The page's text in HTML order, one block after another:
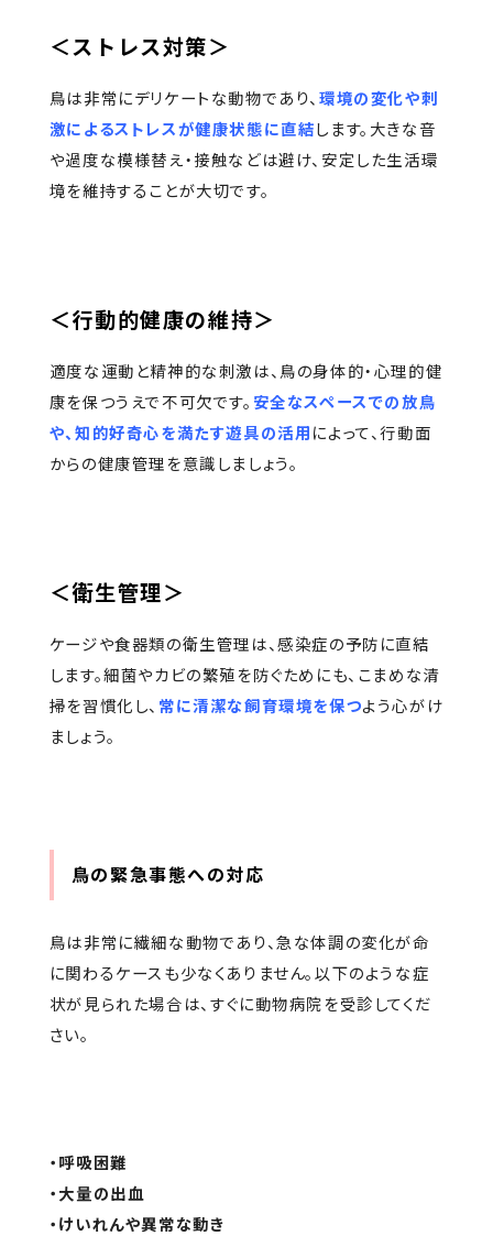
＜ストレス対策＞
鳥は非常にデリケートな動物であり、 環境の変化や刺
激によるストレスが健康状態に直結します。大きな音
や過度な模様替え・接触などは避け、安定した生活環
境を維持することが大切です。
＜行動的健康の維持＞
適度な運動と精神的な刺激は、鳥の身体的・心理的健
康を保つうえで不可欠です。 安全なスペースでの放鳥
や、知的好奇心を満たす遊具の活用 によって、行動面
からの健康管理を意識しましょう。
＜衛生管理＞
ケージや食器類の衛生管理は、感染症の予防に直結
します。細菌やカビの繁殖を防ぐためにも、こまめな清
掃を習慣化し、 常に清潔な飼育環境を保つよう心がけ
ましょう。
鳥の緊急事態への対応
鳥は非常に繊細な動物であり、急な体調の変化が命
に関わるケースも少なくありません。以下のような症
状が見られた場合は、すぐに動物病院を受診してくだ
さい。
・呼吸困難
・大量の出血
・けいれんや異常な動き